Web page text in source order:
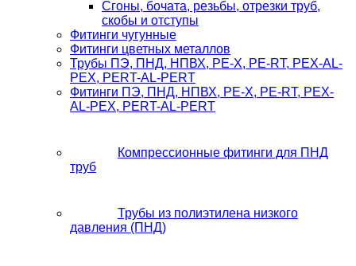
Сгоны, бочата, резьбы, отрезки труб,
скобы и отступы
Фитинги чугунные
Фитинги цветных металлов
Трубы ПЭ, ПНД, НПВХ, PE-X, PE-RT, PEX-AL-
PEX, PERT-AL-PERT
Фитинги ПЭ, ПНД, НПВХ, PE-X, PE-RT, PEX-
AL-PEX, PERT-AL-PERT
Компрессионные фитинги для ПНД
труб
Трубы из полиэтилена низкого
давления (ПНД)